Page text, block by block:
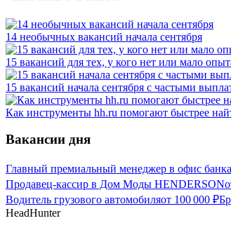
14 необычных вакансий начала сентября
15 вакансий для тех, у кого нет или мало
15 вакансий начала сентября с частыми
Как инструменты hh.ru помогают быстрее
Вакансии дня
Главный премиальный менеджер в офис банка
Продавец-кассир в Дом Моды HENDERSON
Водитель грузового автомобиляот 100 000 ₽
HeadHunter